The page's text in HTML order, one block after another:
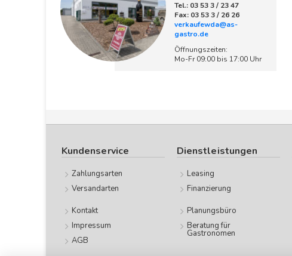
Tel.: 03 53 3 / 23 47
Fax: 03 53 3 / 26 26
verkaufewda@as-
gastro.de
Öffnungszeiten:
Mo-Fr 09:00 bis 17:00 Uhr
Kundenservice
Zahlungsarten
Versandarten
Kontakt
Impressum
AGB
Dienstleistungen
Leasing
Finanzierung
Planungsbüro
Beratung für
Gastronomen